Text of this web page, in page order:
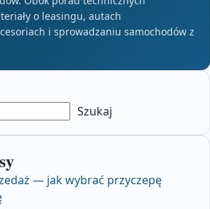
o leasingu, autach
i sprowadzaniu samochodów z
Szukaj
— jak wybrać przyczepę